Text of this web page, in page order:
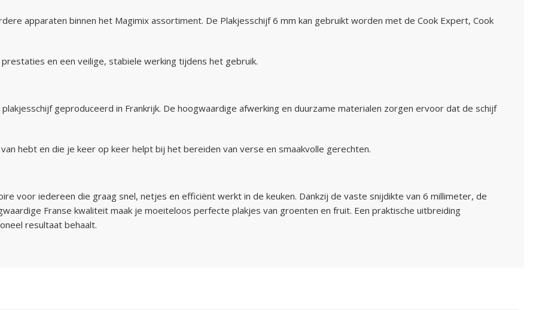
apparaten binnen het Magimix assortiment. De Plakjesschijf 6 mm kan gebruikt worden met de Cook Expert, Cook
en een veilige, stabiele werking tijdens het gebruik.
geproduceerd in Frankrijk. De hoogwaardige afwerking en duurzame materialen zorgen ervoor dat de schijf
hebt en die je keer op keer helpt bij het bereiden van verse en smaakvolle gerechten.
voor iedereen die graag snel, netjes en efficiënt werkt in de keuken. Dankzij de vaste snijdikte van 6 millimeter, de
Franse kwaliteit maak je moeiteloos perfecte plakjes van groenten en fruit. Een praktische uitbreiding
resultaat behaalt.